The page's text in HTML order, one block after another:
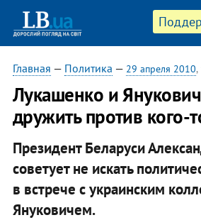
Главная — Политика — 29 апреля 2010
Лукашенко и
дружить против кого-
Президент Беларуси
советует не искать
в встрече с украинским
Януковичем.